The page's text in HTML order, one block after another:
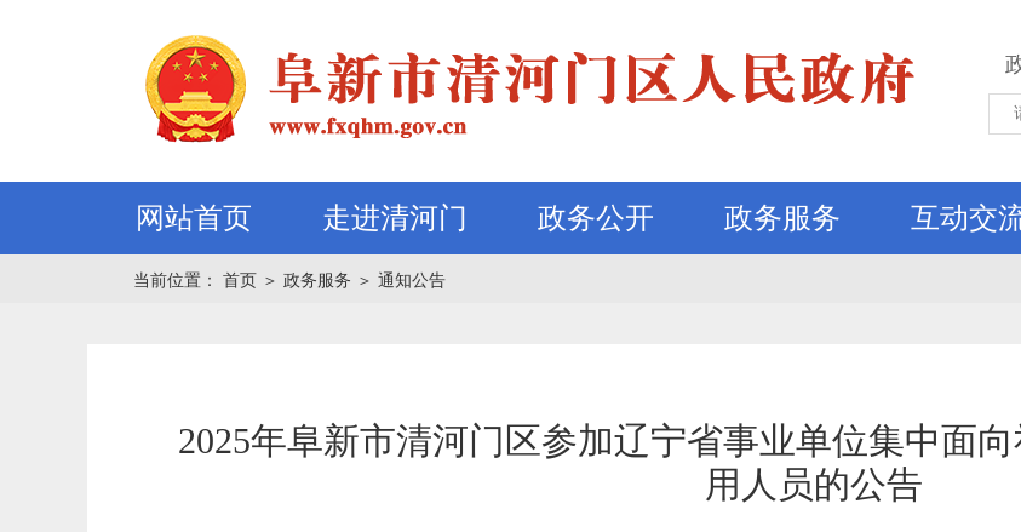
网站首页 走进清河门 政务公开 政务服务 互动交
当前位置： 首页 ＞ 政务服务 ＞ 通知公告
2025年阜新市清河门区参加辽宁省事业单位集中面
用人员的公告